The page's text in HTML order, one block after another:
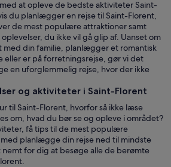
Et kystlandskab med en strand,
at opleve de bedste aktiviteter Saint-
du planlægger en rejse til Saint-Florent,
de mest populære attraktioner samt
du ikke vil gå glip af. Uanset om
med din familie, planlægger et romantisk
eller er på forretningsrejse, gør vi det
en uforglemmelig rejse, hvor der ikke
og aktiviteter i Saint-Florent
til Saint-Florent, hvorfor så ikke læse
om, hvad du bør se og opleve i området?
få tips til de mest populære
planlægge din rejse ned til mindste
for dig at besøge alle de berømte